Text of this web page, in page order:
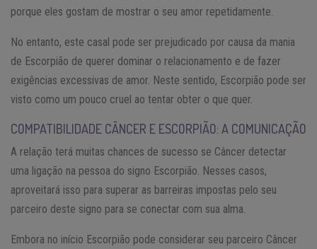
porque eles gostam de mostrar o seu amor repetidamente.
No entanto, este casal pode ser prejudicado por causa da mania
de Escorpião de querer dominar o relacionamento e de fazer
exigências excessivas de amor. Neste sentido, Escorpião pode ser
visto como um pouco cruel ao tentar obter o que quer.
COMPATIBILIDADE CÂNCER E ESCORPIÃO: A COMUNICAÇÃO
A relação terá muitas chances de sucesso se Câncer detectar
uma ligação na pessoa do signo Escorpião. Nesses casos,
aproveitará isso para superar as barreiras impostas pelo seu
parceiro deste signo para se conectar com sua alma.
Embora no início Escorpião pode considerar seu parceiro Câncer